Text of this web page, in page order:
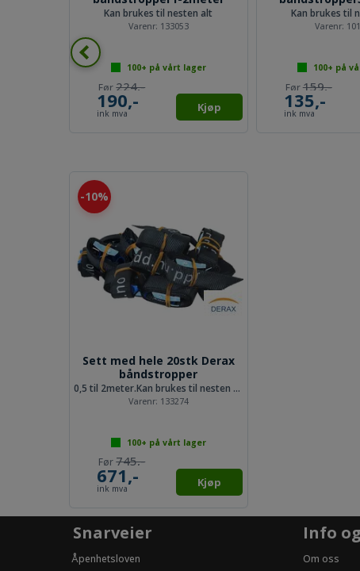
Kan brukes til nesten alt
Varenr: 133053
224,-
190,-
ink mva
100+ på vårt lager
Kjøp
Kan brukes til
Varenr:
159,-
135,-
ink mva
100+ på
10%
Sett med hele 20stk Derax
båndstropper
0,5 til 2meter.Kan brukes til nesten alt
Varenr: 133274
745,-
671,-
ink mva
100+ på vårt lager
Kjøp
Snarveier
Åpenhetsloven
Info
Om oss